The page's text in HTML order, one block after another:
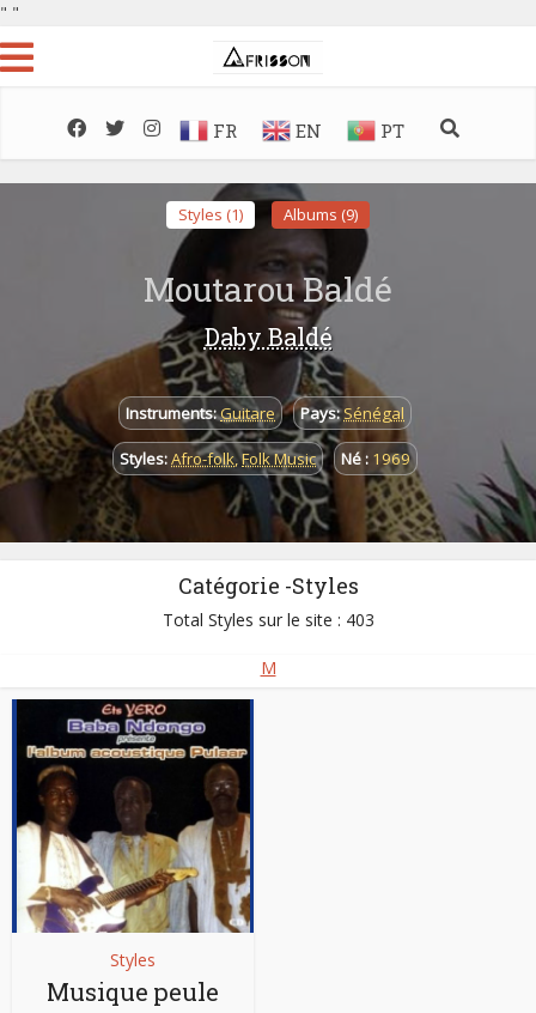
" "
FR EN PT
Styles (1) Albums (9)
Moutarou Baldé
Daby Baldé
Instruments:Guitare Pays: Sénégal
Styles:Afro-folk,Folk Music Né : 1969
Catégorie -Styles
Total Styles sur le site : 403
M
Styles
Musique peule